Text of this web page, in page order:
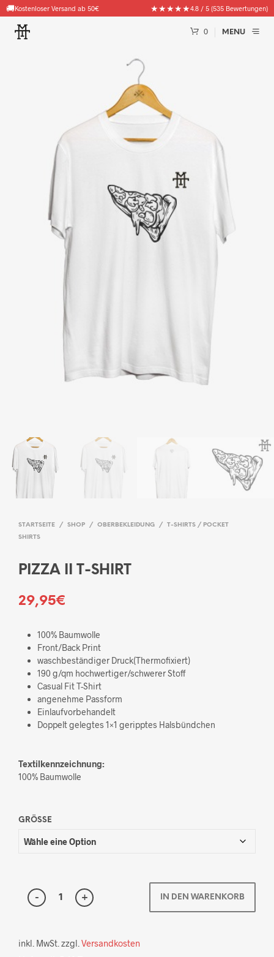
🚚Kostenloser Versand ab 50€ ★★★★★4.8 / 5 (535 Bewertungen)
0 MENU
STARTSEITE / SHOP / OBERBEKLEIDUNG /
T-SHIRTS / POCKET
SHIRTS
PIZZA II T-SHIRT
29,95€
100% Baumwolle
Front/Back Print
waschbeständiger Druck(Thermofixiert)
190 g/qm hochwertiger/schwerer Stoff
Casual Fit T-Shirt
angenehme Passform
Einlaufvorbehandelt
Doppelt gelegtes 1×1 geripptes Halsbündchen
Textilkennzeichnung:
100% Baumwolle
GRÖSSE
IN DEN WARENKORB
inkl. MwSt.zzgl.Versandkosten